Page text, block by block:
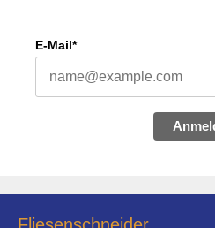
E-Mail*